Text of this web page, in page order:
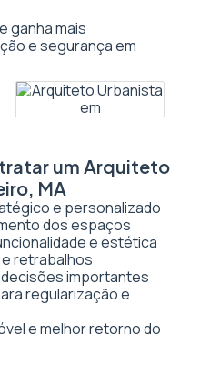
ganha mais
e segurança em
um Arquiteto
MA
e personalizado
dos espaços
e estética
retrabalhos
importantes
regularização e
e melhor retorno do